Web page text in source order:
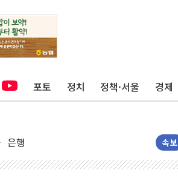
포토 정치 정책·서울 경제
은행 속보